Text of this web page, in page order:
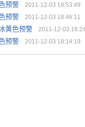
预警 2011-12-03 18:53:49
预警 2011-12-03 18:46:11
黄色预警 2011-12-03
预警 2011-12-03 18:14:19